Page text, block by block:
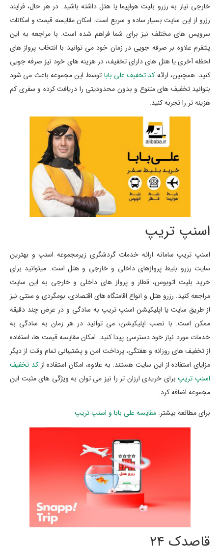
خارجی نیاز به رزرو بلیت هواپیما یا هتل داشته باشید. در هر حال، فرایند
رزرو از این سایت بسیار ساده و سریع است. امکان مقایسه قیمت و امکانات
سرویس های مختلف نیز برای شما فراهم شده است. با مراجعه به این
پلتفرم علاوه بر صرفه جویی در زمان خود می توانید با انتخاب پرواز های
لحظه آخری یا هتل های دارای تخفیف، در هزینه های خود نیز صرفه جویی
کنید. همچنین، ارائه کد تخفیف علی بابا توسط این مجموعه باعث می شود
بتوانید تخفیف های متنوع و بدون محدودیتی را دریافت کرده و سفری کم
هزینه تر را تجربه کنید.
اسنپ تریپ
اسنپ تریپ سامانه ارائه خدمات گردشگری زیرمجموعه اسنپ و بهترین
سایت رزرو بلیط پروازهای داخلی و خارجی و هتل است. میتوانید برای
خرید بلیت اتوبوس، قطار و پرواز های داخلی و خارجی به این سایت
مراجعه کنید. رزرو هتل و انواع اقامتگاه های اقتصادی، بومگردی و سنتی نیز
از طریق سایت یا اپلیکیشن اسنپ تریپ به سادگی و در عرض چند دقیقه
ممکن است. با نصب اپلیکیشن، می توانید در هر زمان به سادگی به
خدمات مورد نیاز خود دسترسی پیدا کنید. امکان مقایسه قیمت ها، استفاده
از تخفیف های روزانه و هفتگی، پرداخت امن و پشتیبانی تمام وقت از دیگر
مزایای استفاده از این سایت هستند. به علاوه، امکان استفاده ازکد تخفیف
اسنپ تریپبرای خریدی ارزان تر را نیز می توان به ویژگی های مثبت این
مجموعه اضافه کرد.
برای مطالعه بیشتر: مقایسه علی بابا و اسنپ تریپ
قاصدک 24